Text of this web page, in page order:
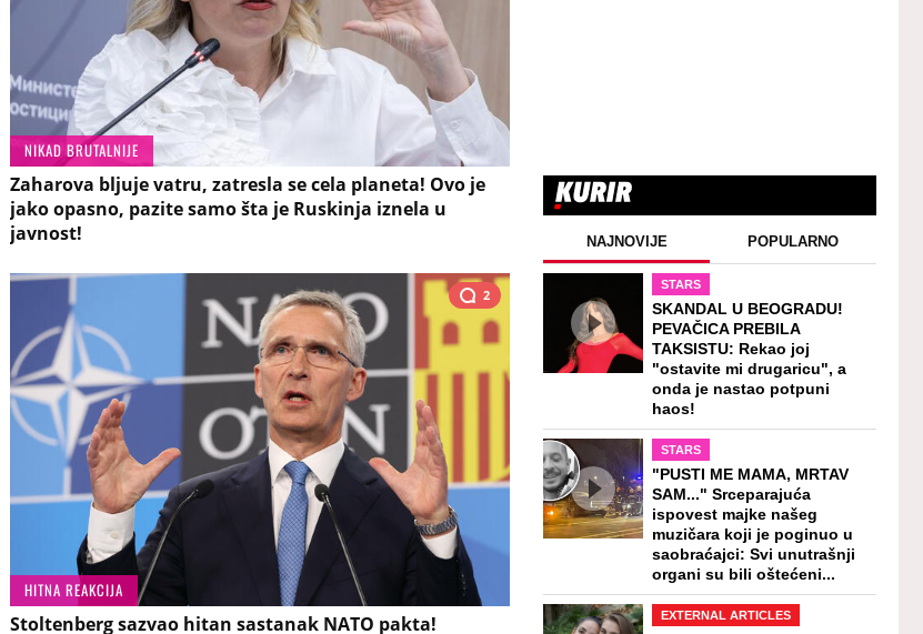
NIKAD BRUTALNIJE
Zaharova bljuje vatru, zatresla se cela planeta! Ovo je
jako opasno, pazite samo šta je Ruskinja iznela u
javnost!
2
HITNA REAKCIJA
Stoltenberg sazvao hitan sastanak NATO pakta!
NAJNOVIJE POPULARNO
STARS
SKANDAL U BEOGRADU!
PEVAČICA PREBILA
TAKSISTU: Rekao joj
"ostavite mi drugaricu", a
onda je nastao potpuni
haos!
STARS
"PUSTI ME MAMA, MRTAV
SAM..." Srceparajuća
ispovest majke našeg
muzičara koji je poginuo u
saobraćajci: Svi unutrašnji
organi su bili oštećeni...
EXTERNAL ARTICLES